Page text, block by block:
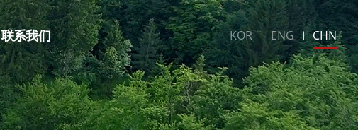
联系我们
联系我们
KOR ENG CHN